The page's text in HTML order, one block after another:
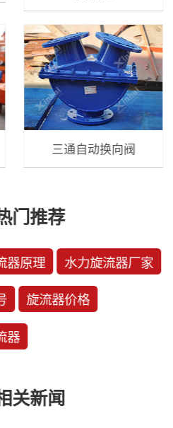
三通自动换向阀
门推荐
器原理 水力旋流器厂家
旋流器价格
器
关新闻